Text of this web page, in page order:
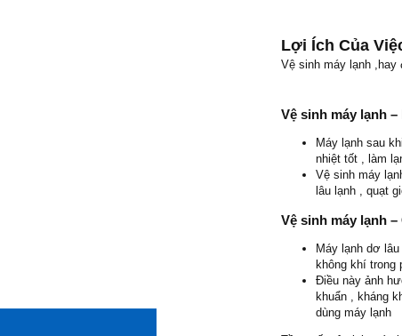
Lợi Ích Của
Vệ sinh máy lạnh
Vệ sinh máy lạnh
Máy lạnh sau
nhiệt tốt , làm
Vệ sinh máy
lâu lạnh , quạt
Vệ sinh máy lạnh
Máy lạnh dơ
không khí trong
Điều này ảnh
khuẩn , kháng
dùng máy lạnh